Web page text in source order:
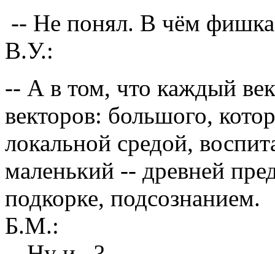
-- Не понял. В чём
В.У.:
-- А в том, что каждый
векторов: большого,
локальной средой,
маленький -- древней
подкорке, подсознанием.
Б.М.: